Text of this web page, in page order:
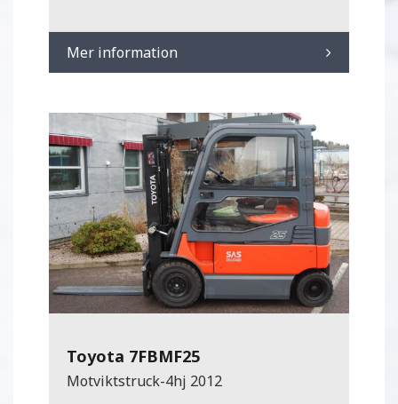
Mer information
Toyota 7FBMF25
Motviktstruck-4hj 2012